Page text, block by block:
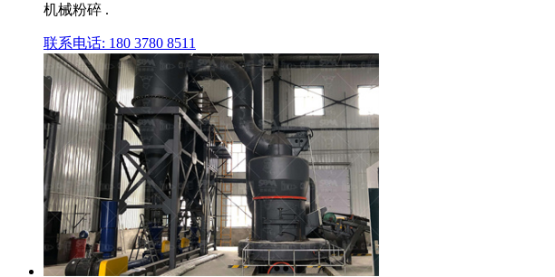
机械粉碎 .
联系电话: 180 3780 8511